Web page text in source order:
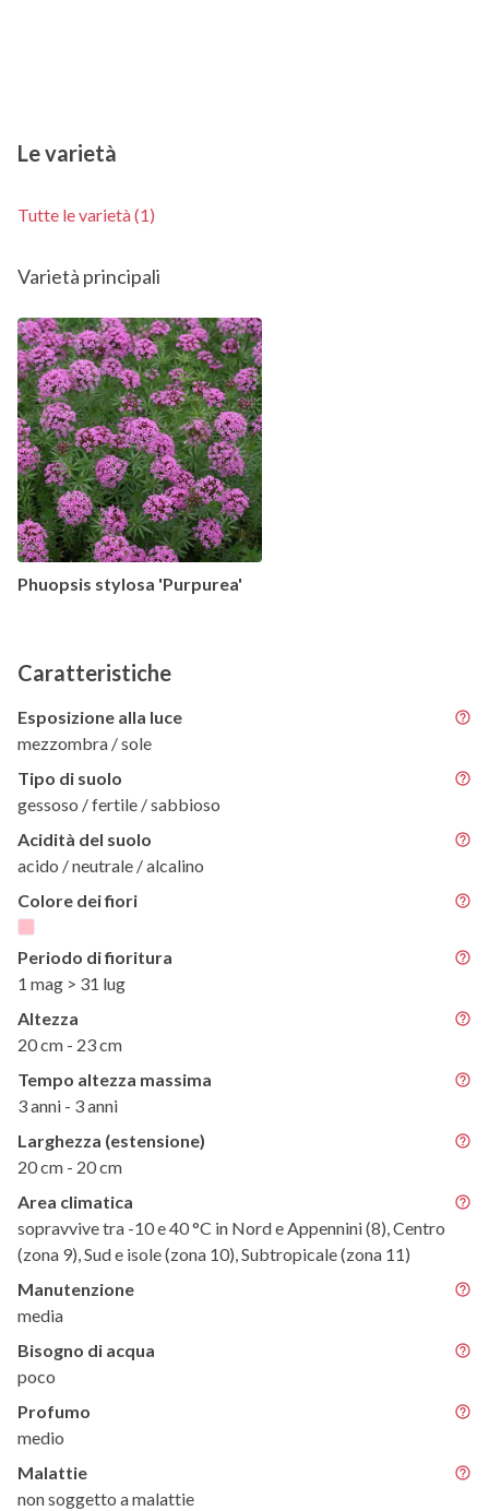
Le varietà
Tutte le varietà (1)
Varietà principali
Phuopsis stylosa 'Purpurea'
Caratteristiche
Esposizione alla luce
mezzombra / sole
Tipo di suolo
gessoso / fertile / sabbioso
Acidità del suolo
acido / neutrale / alcalino
Colore dei fiori
Periodo di fioritura
1 mag > 31 lug
Altezza
20 cm - 23 cm
Tempo altezza massima
3 anni - 3 anni
Larghezza (estensione)
20 cm - 20 cm
Area climatica
sopravvive tra -10 e 40 °C in Nord e Appennini (8), Centro
(zona 9), Sud e isole (zona 10), Subtropicale (zona 11)
Manutenzione
media
Bisogno di acqua
poco
Profumo
medio
Malattie
non soggetto a malattie